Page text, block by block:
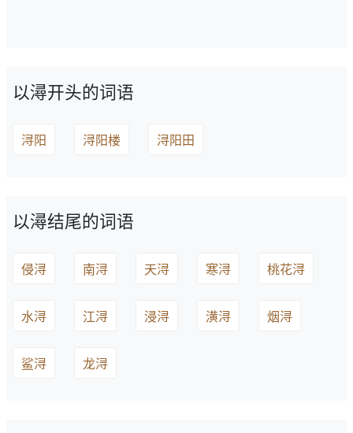
以潯开头的词语
浔阳 浔阳楼 浔阳田
以潯结尾的词语
侵浔 南浔 天浔 寒浔 桃花浔
水浔 江浔 浸浔 潢浔 烟浔
鲨浔 龙浔